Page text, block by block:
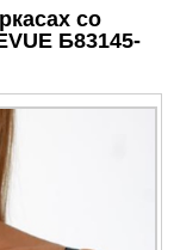
со
Б83145-